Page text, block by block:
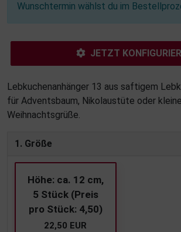
Wunschtermin wählst du im
JETZT
Lebkuchenanhänger 13 aus saftigem
für Adventsbaum, Nikolaustüte oder kleine
Weihnachtsgrüße.
1. Größe
Höhe: ca. 12 cm,
5 Stück (Preis
pro Stück: 4,50)
22,50 EUR